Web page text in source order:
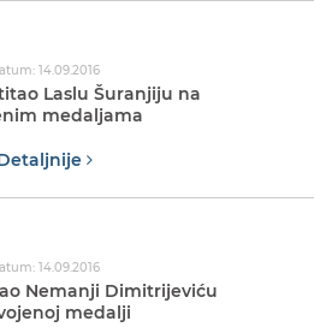
14.09.2016
Laslu Šuranjiju na
medaljama
14.09.2016
Nemanji Dimitrijeviću
medalji